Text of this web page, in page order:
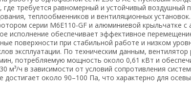
где требуется равномерный и устойчивый воздушный
теплообменников и вентиляционных
серии M6E110-GF и алюминиевой крыльчатке с
исполнение обеспечивает эффективное
поверхности при стабильной работе и низком
эксплуатации. По техническим данным, вентилятор
потребляемую мощность около 0,61 кВт и
м³/ч в зависимости от условий сопротивления
достигает около 90–100 Па, что характерно для